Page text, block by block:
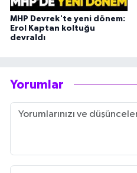
MHP Devrek'te yeni dönem:
Erol Kaptan koltuğu
devraldı
Yorumlar